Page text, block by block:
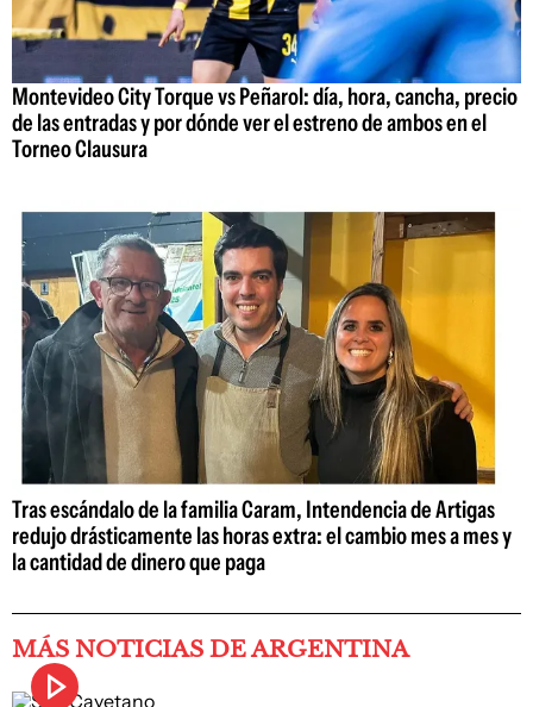
Montevideo City Torque vs Peñarol: día, hora, cancha, precio
de las entradas y por dónde ver el estreno de ambos en el
Torneo Clausura
Tras escándalo de la familia Caram, Intendencia de Artigas
redujo drásticamente las horas extra: el cambio mes a mes y
la cantidad de dinero que paga
MÁS NOTICIAS DE ARGENTINA